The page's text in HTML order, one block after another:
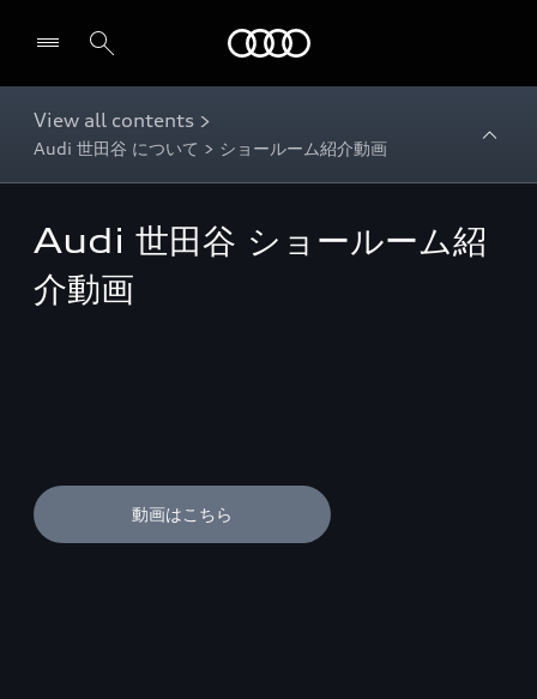
View all contents >
Audi 世田谷 について > ショールーム紹介動画
Audi 世田谷 ショールーム紹
介動画
動画はこちら